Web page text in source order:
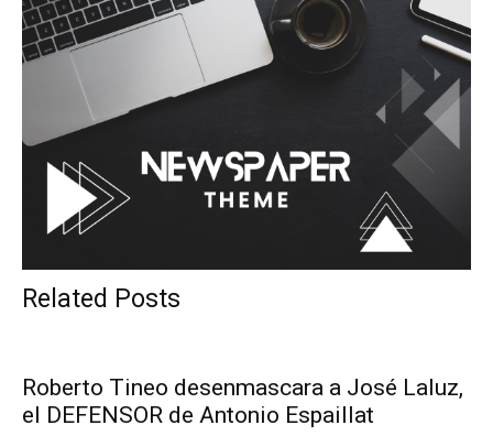
Related Posts
Roberto Tineo desenmascara a José Laluz,
el DEFENSOR de Antonio Espaillat